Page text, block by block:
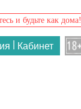
и будьте как дома!
Кабинет